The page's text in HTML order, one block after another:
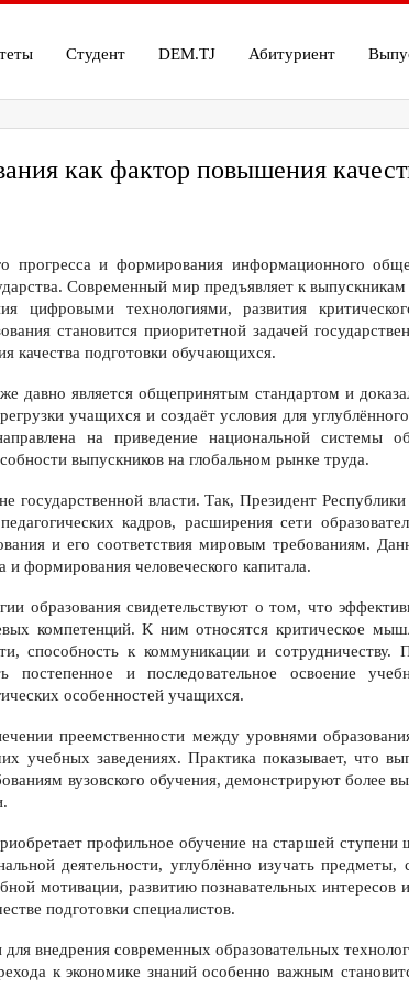
Студент DEM.TJ Абитуриент
как фактор повышения
прогресса и формирования информационного
Современный мир предъявляет к
цифровыми технологиями, развития
становится приоритетной задачей
качества подготовки обучающихся.
давно является общепринятым стандартом и
учащихся и создаёт условия для
на приведение национальной системы
выпускников на глобальном рынке труда.
государственной власти. Так, Президент
кадров, расширения сети
и его соответствия мировым требованиям.
и формирования человеческого капитала.
образования свидетельствуют о том, что
компетенций. К ним относятся критическое
способность к коммуникации и сотрудничеству.
постепенное и последовательное освоение
особенностей учащихся.
преемственности между уровнями
заведениях. Практика показывает, что
вузовского обучения, демонстрируют более
профильное обучение на старшей
деятельности, углублённо изучать
мотивации, развитию познавательных
подготовки специалистов.
внедрения современных образовательных
к экономике знаний особенно важным